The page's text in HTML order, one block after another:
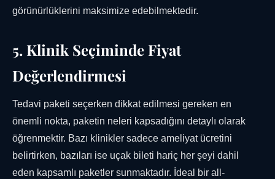
görünürlüklerini maksimize edebilmektedir.
5. Klinik Seçiminde Fiyat
Değerlendirmesi
Tedavi paketi seçerken dikkat edilmesi gereken en
önemli nokta, paketin neleri kapsadığını detaylı olarak
öğrenmektir. Bazı klinikler sadece ameliyat ücretini
belirtirken, bazıları ise uçak bileti hariç her şeyi dahil
eden kapsamlı paketler sunmaktadır. İdeal bir all-